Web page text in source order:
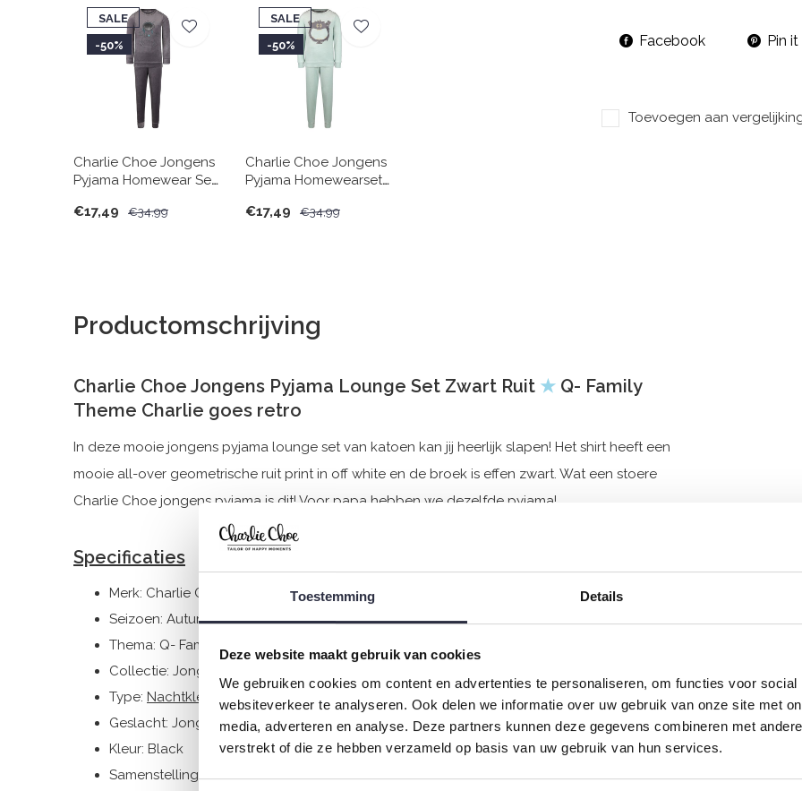
Toestemming Details
Deze website maakt gebruik van cookies
We gebruiken cookies om content en advertenties te personaliseren, om functies voor
websiteverkeer te analyseren. Ook delen we informatie over uw gebruik van onze site met
media, adverteren en analyse. Deze partners kunnen deze gegevens combineren met
verstrekt of die ze hebben verzameld op basis van uw gebruik van hun services.
SALE
-50%
Charlie Choe Jongens
Pyjama Homewear Set
€17,49
€34,99
SALE
-50%
Charlie Choe Jongens
Pyjama Homewearset
€17,49
€34,99
Facebook Pin it
Toevoegen aan
Productomschrijving
Charlie Choe Jongens Pyjama Lounge Set Zwart Ruit ★ Q- Family
Theme Charlie goes retro
In deze mooie jongens pyjama lounge set van katoen kan jij heerlijk slapen! Het shirt heeft een
mooie all-over geometrische ruit print in off white en de broek is effen zwart. Wat een stoere
Charlie Choe jongens pyjama is dit! Voor papa hebben we dezelfde pyjama!
Specificaties
Merk: Charlie Choe
Seizoen: Autumn/Winter 2024
Thema: Q- Family Theme Charlie goes retro
Collectie: Jongenskleding (vanaf maat 92)
Type: Nachtkleding kinderen
Geslacht: Jongens
Kleur: Black
Samenstelling: 95% Cotton/ 5% Elastane